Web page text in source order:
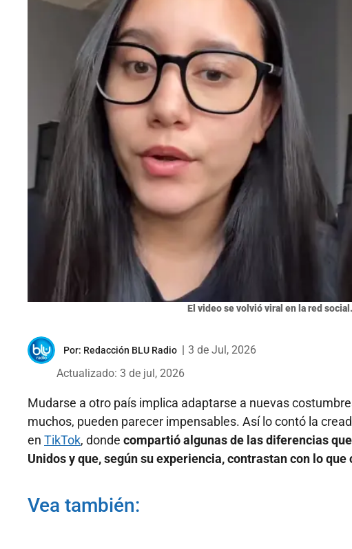
El video se volvió viral en la red social.
Por: Redacción BLU Radio
3 de Jul, 2026
Actualizado: 3 de jul, 2026
Mudarse a otro país implica adaptarse a nuevas
muchos, pueden parecer impensables. Así lo contó la
en TikTok, donde compartió algunas de las diferencias
Unidos y que, según su experiencia, contrastan con lo
Vea también: